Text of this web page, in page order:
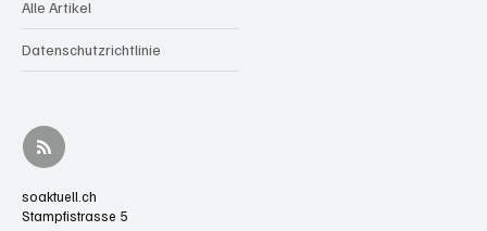
Alle Artikel
Datenschutzrichtlinie
soaktuell.ch
Stampfistrasse 5